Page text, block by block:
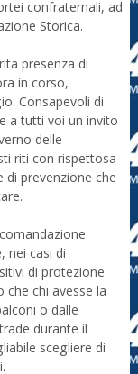
confraternali, ad
Storica.
presenza di
in corso,
Consapevoli di
a tutti voi un invito
delle
riti con rispettosa
di prevenzione che
nei casi di
di protezione
che chi avesse la
o dalle
durante il
scegliere di